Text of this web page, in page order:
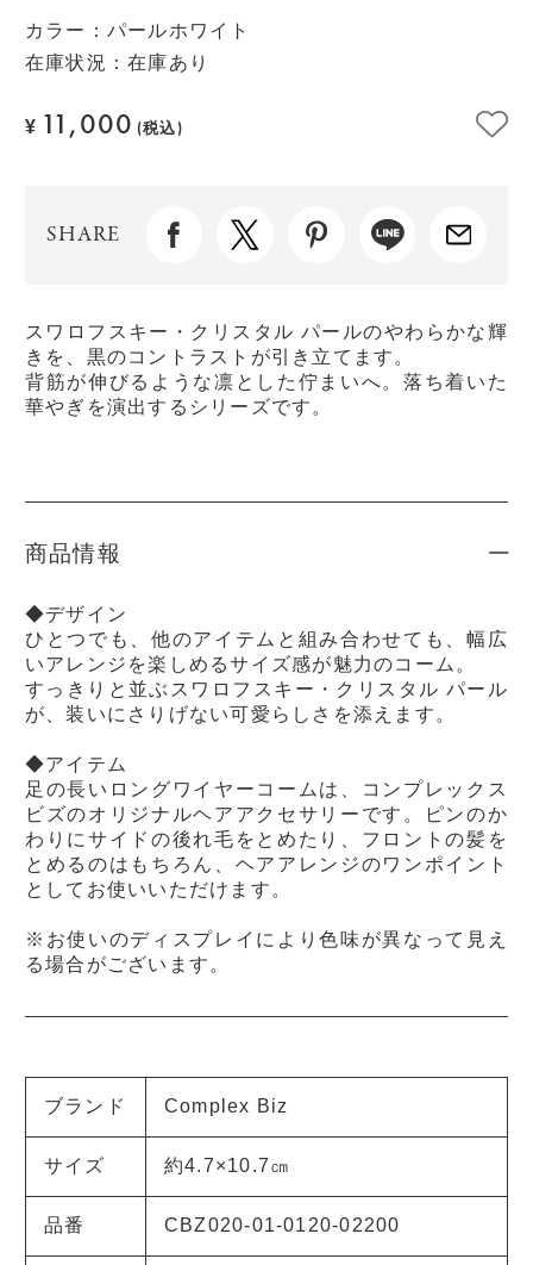
カラー ： パールホワイト
在庫状況：在庫あり
¥ 11,000 (税込)
SHARE
スワロフスキー・クリスタル パールのやわらかな輝
きを、黒のコントラストが引き立てます。
背筋が伸びるような凛とした佇まいへ。落ち着いた
華やぎを演出するシリーズです。
商品情報
◆デザイン
ひとつでも、他のアイテムと組み合わせても、幅広
いアレンジを楽しめるサイズ感が魅力のコーム。
すっきりと並ぶスワロフスキー・クリスタル パール
が、装いにさりげない可愛らしさを添えます。
◆アイテム
足の長いロングワイヤーコームは、コンプレックス
ビズのオリジナルヘアアクセサリーです。ピンのか
わりにサイドの後れ毛をとめたり、フロントの髪を
とめるのはもちろん、ヘアアレンジのワンポイント
としてお使いいただけます。
※お使いのディスプレイにより色味が異なって見え
る場合がございます。
ブランド Complex Biz
サイズ 約4.7×10.7㎝
品番 CBZ020-01-0120-02200